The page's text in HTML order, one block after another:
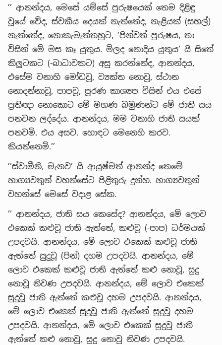
’’ ආනන්දය, මෙසේ යම්සේ පුරුෂයෙක් තෙම දිළිඳු
වූයේ වේද, ස්වකීය දෙයක් නැත්තේද, නැළියක් (සහල්)
නැත්තේද, නොකැමැත්තහුට, ’පින්වත් පුරුෂය, තා
විසින් මේ මස කෑ යුතුය. මිලද නොදිය යුතුය’ යි සිතේ
කිලුටකට (-බාධාවකට) අසු කරන්නේද, ආනන්දය,
එසේම වනාහි මෝඩවූ, ව්‍යක්ත නොවූ, ස්ථාන
නොදන්නාවූ, පාපවූ, පූරණ කාශ්‍යප විසින් එය එසේ
ප්‍රතිඥා නොකොට මේ මහණ බමුණන්ට මේ ජාති සය
පනවන ලද්දේය. ආනන්දය, මම වනාහි ජාති සයක්
පනවමි. එය අසව. හොඳට මෙනෙහි කරව.
කියන්නෙමි.’’
’’ස්වාමීනි, මැනව’ යි ආයුෂ්මත් ආනන්ද තෙමේ
භාග්‍යවතුන් වහන්සේට පිළිතුරු දුන්හ. භාග්‍යවතුන්
වහන්සේ මෙසේ වදාළ සේක.
’’ ආනන්දය, ජාති සය කෙසේද? ආනන්දය, මේ ලොව
එකෙක් කළුවූ ජාති ඇත්තේ, කළුවූ (-පාප) ධර්මයක්
උපදවයි. ආනන්දය, මේ ලොව එකෙක් කළුවූ ජාති
ඇත්තේ සුදුවූ (පින්) දහම උපදවයි. ආනන්දය, මේ
ලොව එකෙක් කළුවූ ජාති ඇත්තේ කළු නොවූ, සුදු
නොවූ නිවණ උපදවයි. ආනන්දය, මේ ලොව එකෙක්
සුදුවූ ජාති ඇත්තේ කළුවූ දහම උපදවයි. ආනන්දය,
මේ ලොව එකෙක් සුදුවූ ජාති ඇත්තේ සුදුවූ දහම
උපදවයි. ආනන්දය, මේ ලොව එකෙක් සුදුවූ ජාති
ඇත්තේ කළු නොවූ, සුදු නොවූ නිවණ උපදවයි.